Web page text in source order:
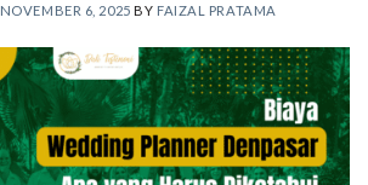
NOVEMBER 6, 2025 BY FAIZAL PRATAMA